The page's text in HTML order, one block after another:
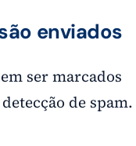
enviados
ser marcados
de spam.